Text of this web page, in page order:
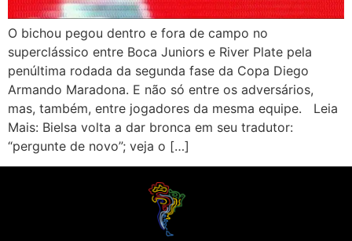
O bichou pegou dentro e fora de campo no
superclássico entre Boca Juniors e River Plate pela
penúltima rodada da segunda fase da Copa Diego
Armando Maradona. E não só entre os adversários,
mas, também, entre jogadores da mesma equipe. Leia
Mais: Bielsa volta a dar bronca em seu tradutor:
“pergunte de novo”; veja o […]